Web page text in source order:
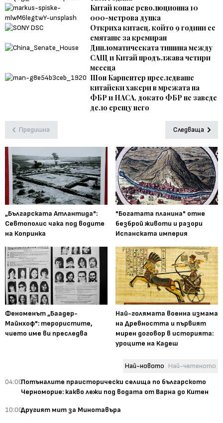
Китай копае революционна 10
000-метрова дупка
Откриха китаец, който 9 години се
смяташе за кремиран
Дипломатическата тишина между
САЩ и Китай продължава четири
месеца
Шон Карпентер преследваше
китайски хакери в мрежата на
ФБР и НАСА, докато ФБР не заведе
дело срещу него
Предишна Следваща
„Българската Атлантида":
Севтополис чака под водите
на Копринка
"Богатата планина" отне
безброй животи и разори
Испанската империя
Феноменът „Баадер-
Майнхоф": терористите,
чието име ви преследва
Най-голямата военна измама
на Древността и първият
мирен договор в историята:
уроците на Кадеш
Най-новото Най-четеното
04:00Потъналите праисторически селища по българското
Черноморие: какво лежи под водата от Варна до Китен
10:00Другият мит за Минотавъра